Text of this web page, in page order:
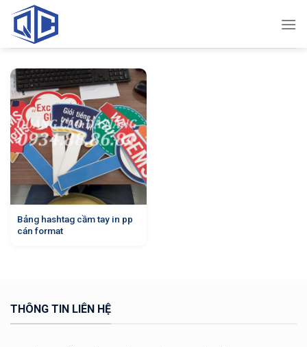
Skip
content
Bảng hashtag cầm tay in pp
cán format
THÔNG TIN LIÊN HỆ